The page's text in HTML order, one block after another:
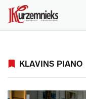
KLAVINS PIANO